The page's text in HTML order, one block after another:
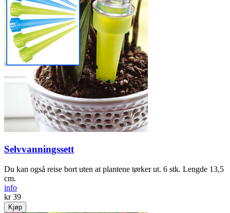
Selvvanningssett
Du kan også reise bort uten at plantene tørker ut. 6 stk. Lengde 13,5
cm.
info
kr 39
Kjøp